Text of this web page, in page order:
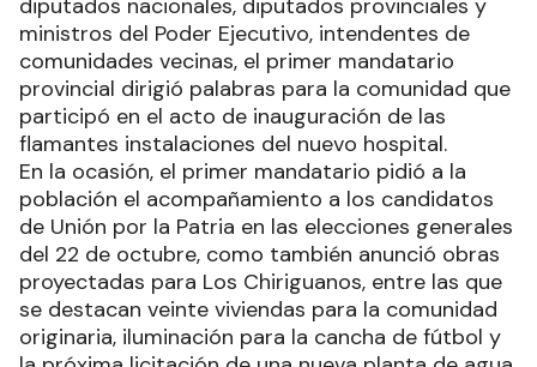
ministros del Poder Ejecutivo, intendentes de
comunidades vecinas, el primer mandatario
provincial dirigió palabras para la comunidad que
participó en el acto de inauguración de las
flamantes instalaciones del nuevo hospital.
En la ocasión, el primer mandatario pidió a la
población el acompañamiento a los candidatos
de Unión por la Patria en las elecciones generales
del 22 de octubre, como también anunció obras
proyectadas para Los Chiriguanos, entre las que
se destacan veinte viviendas para la comunidad
originaria, iluminación para la cancha de fútbol y